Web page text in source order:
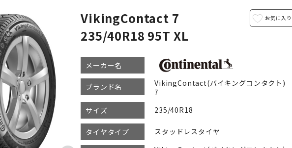
VikingContact 7
235/40R18 95T XL
メーカー名
ブランド名
VikingContact(バイキングコンタクト)
7
サイズ
235/40R18
タイヤタイプ スタッドレスタイヤ